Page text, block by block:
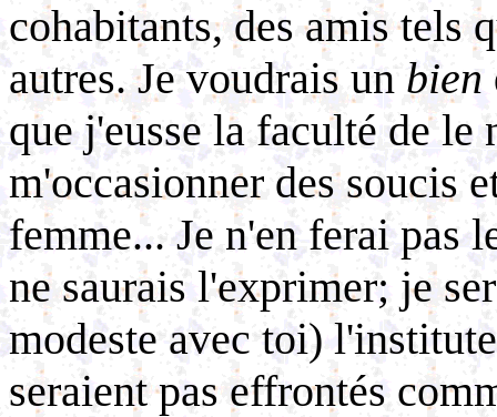
cohabitants, des amis tels
autres. Je voudrais un bien
que j'eusse la faculté de
m'occasionner des soucis
femme... Je n'en ferai pas
ne saurais l'exprimer; je
modeste avec toi)
seraient pas effrontés